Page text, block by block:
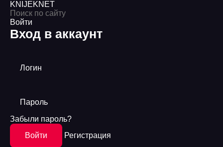
KNIJEKNET
Войти
Вход в аккаунт
Логин
Пароль
Забыли пароль?
Войти
Регистрация